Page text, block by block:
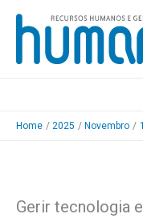
Skip
content
Home 2025 Novembro
Gerir tecnologia